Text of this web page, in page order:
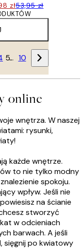
zł53,95 zł
… 10
online
wnętrza. W naszej
rysunki,
każde wnętrze.
to nie tylko modny
spokoju.
wpływ. Jeśli nie
na ścianie
stworzyć
w odcieniach
barwach. A jeśli
sięgnij po kwiatowy